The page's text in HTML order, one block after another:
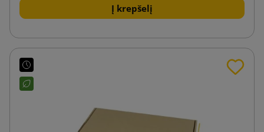
Į krepšelį